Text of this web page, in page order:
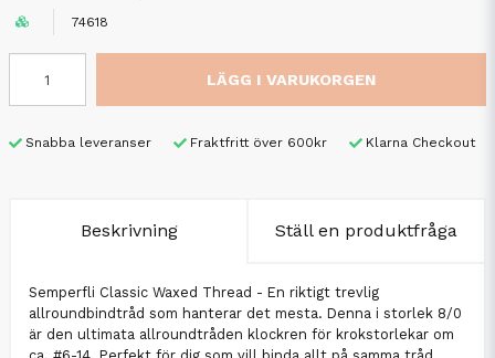
74618
LÄGG I VARUKORGEN
Snabba leveranser Fraktfritt över 600kr Klarna Checkout
Beskrivning Ställ en produktfråga
Semperfli Classic Waxed Thread - En riktigt trevlig
allroundbindtråd som hanterar det mesta. Denna i storlek 8/0
är den ultimata allroundtråden klockren för krokstorlekar om